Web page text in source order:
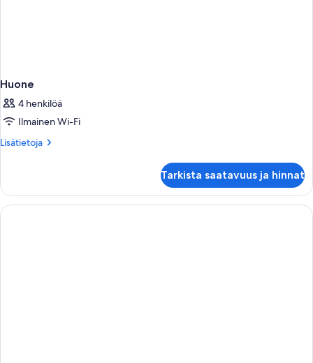
Huone
4 henkilöä
Ilmainen Wi-Fi
Lisätietoja
Lisätietoja
Tarkista saatavuus ja hinnat